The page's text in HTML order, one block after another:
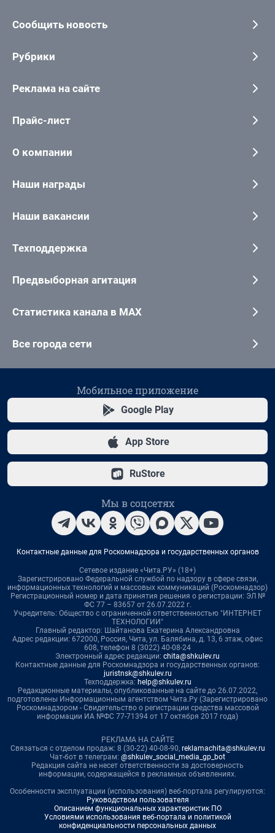
Сообщить новость
Рубрики
Реклама на сайте
Прайс-лист
О компании
Наши награды
Наши вакансии
Техподдержка
Предвыборная агитация
Статистика канала в MAX
Все города сети
Мобильное приложение
Google Play
App Store
RuStore
Мы в соцсетях
Контактные данные для Роскомнадзора и государственных органов
Сетевое издание «Чита.РУ» (18+)
Зарегистрировано Федеральной службой по надзору в сфере связи,
информационных технологий и массовых коммуникаций (Роскомнадзор)
Регистрационный номер и дата принятия решения о регистрации: ЭЛ №
ФС 77 – 83657 от 26.07.2022 г.
Учредитель: Общество с ограниченной ответственностью "ИНТЕРНЕТ
ТЕХНОЛОГИИ"
Главный редактор: Шайтанова Екатерина Александровна
Адрес редакции: 672000, Россия, Чита, ул. Балябина, д. 13, 6 этаж, офис
608, телефон 8 (3022) 40-08-24
Электронный адрес редакции: chita@shkulev.ru
Контактные данные для Роскомнадзора и государственных органов:
juristnsk@shkulev.ru
Техподдержка: help@shkulev.ru
Редакционные материалы, опубликованные на сайте до 26.07.2022,
подготовлены Информационным агентством Чита.Ру (Зарегистрировано
Роскомнадзором - Свидетельство о регистрации средства массовой
информации ИА №ФС 77-71394 от 17 октября 2017 года)
РЕКЛАМА НА САЙТЕ
Связаться с отделом продаж: 8 (30-22) 40-08-90, reklamachita@shkulev.ru
Чат-бот в телеграм: @shkulev_social_media_gp_bot
Редакция сайта не несет ответственности за достоверность
информации, содержащейся в рекламных объявлениях.
Особенности эксплуатации (использования) веб-портала регулируются:
Руководством пользователя
Описанием функциональных характеристик ПО
Условиями использования веб-портала и политикой
конфиденциальности персональных данных